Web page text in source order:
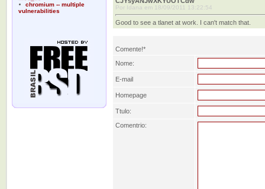
chromium -- multiple
vulnerabilities
Por Idana em 18/09/2011 13:22:54
Good to see a tlanet at work. I can't match that.
Comente!*
Nome:
E-mail
Homepage
Ttulo:
Comentrio: